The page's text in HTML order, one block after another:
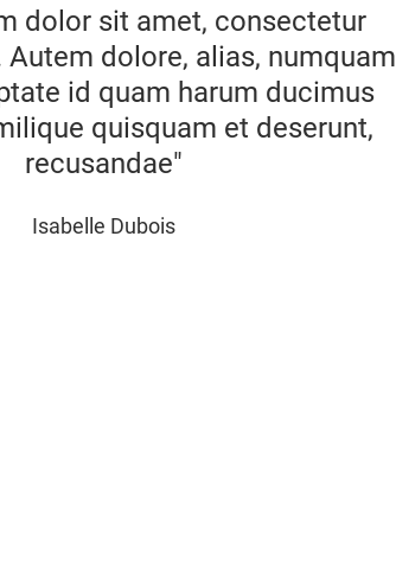
dolor sit amet, consectetur
dolore, alias, numquam
id quam harum ducimus
quisquam et deserunt,
recusandae"
Isabelle Dubois